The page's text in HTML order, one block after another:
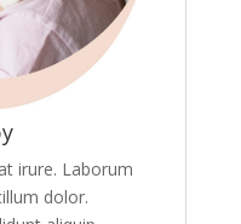
irure. Laborum
dolor.